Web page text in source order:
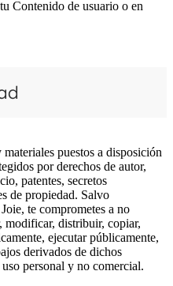
Contenido de usuario o en
puestos a disposición
por derechos de autor,
patentes, secretos
de propiedad. Salvo
te comprometes a no
modificar, distribuir, copiar,
ejecutar públicamente,
derivados de dichos
personal y no comercial.